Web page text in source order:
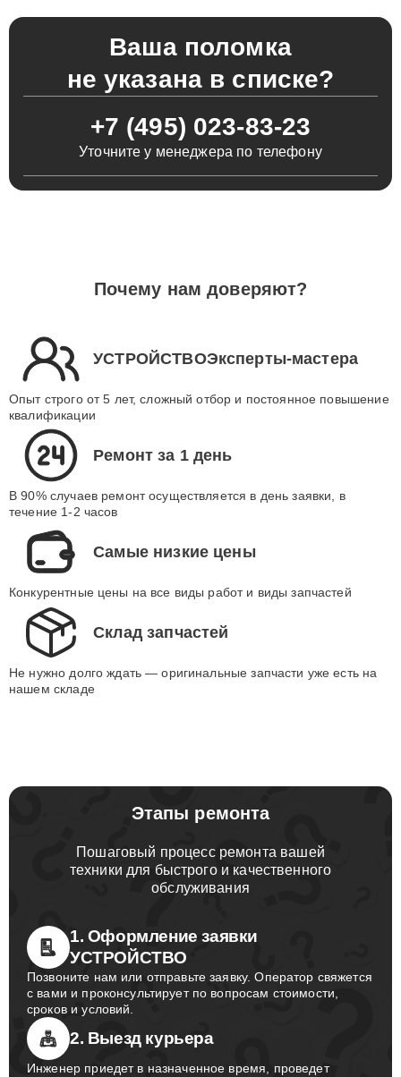
Ваша поломка
не указана в списке?
+7 (495) 023-83-23
Уточните у менеджера по телефону
Почему нам доверяют?
УСТРОЙСТВОЭксперты-мастера
Опыт строго от 5 лет, сложный отбор и постоянное повышение
квалификации
Ремонт за 1 день
В 90% случаев ремонт осуществляется в день заявки, в
течение 1-2 часов
Самые низкие цены
Конкурентные цены на все виды работ и виды запчастей
Склад запчастей
Не нужно долго ждать — оригинальные запчасти уже есть на
нашем складе
Этапы ремонта
Пошаговый процесс ремонта вашей
техники для быстрого и качественного
обслуживания
1. Оформление заявки
УСТРОЙСТВО
Позвоните нам или отправьте заявку. Оператор свяжется
с вами и проконсультирует по вопросам стоимости,
сроков и условий.
2. Выезд курьера
Инженер приедет в назначенное время, проведет